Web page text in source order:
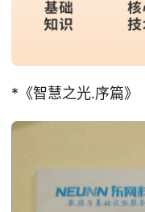
*《智慧之光.序篇》